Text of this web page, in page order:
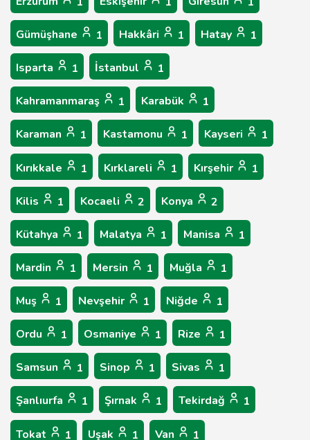
Gümüşhane 1 Hakkâri 1 Hatay 1
Isparta 1 İstanbul 1
Kahramanmaraş 1 Karabük 1
Karaman 1 Kastamonu 1 Kayseri 1
Kırıkkale 1 Kırklareli 1 Kırşehir 1
Kilis 1 Kocaeli 2 Konya 2
Kütahya 1 Malatya 1 Manisa 1
Mardin 1 Mersin 1 Muğla 1
Muş 1 Nevşehir 1 Niğde 1
Ordu 1 Osmaniye 1 Rize 1
Samsun 1 Sinop 1 Sivas 1
Şanlıurfa 1 Şırnak 1 Tekirdağ 1
Tokat 1 Uşak 1 Van 1